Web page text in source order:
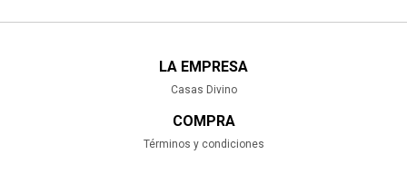
LA EMPRESA
Casas Divino
COMPRA
Términos y condiciones